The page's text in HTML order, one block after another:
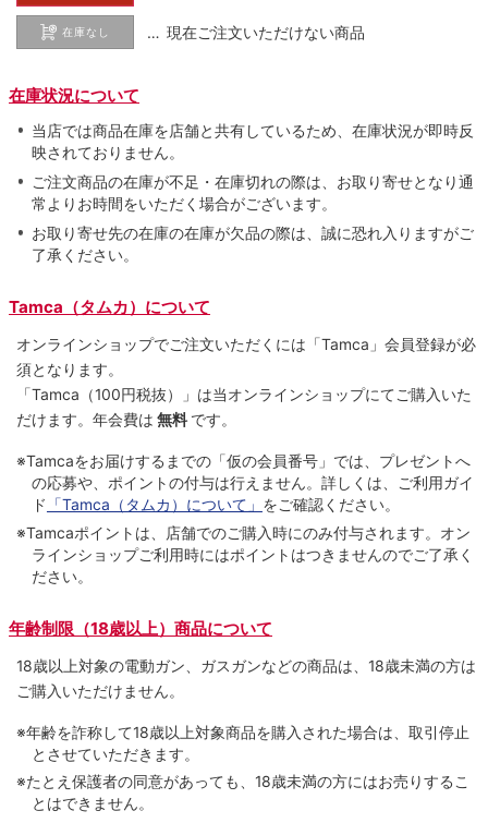
在庫なし … 現在ご注文いただけない商品
在庫状況について
当店では商品在庫を店舗と共有しているため、在庫状況が即時反
映されておりません。
ご注文商品の在庫が不足・在庫切れの際は、お取り寄せとなり通
常よりお時間をいただく場合がございます。
お取り寄せ先の在庫の在庫が欠品の際は、誠に恐れ入りますがご
了承ください。
Tamca（タムカ）について
オンラインショップでご注⽂いただくには「Tamca」会員登録が必
須となります。
「Tamca （100円税抜）
」は当オンラインショップにてご購⼊いた
だけます。 年会費は 無料 です。
※Tamcaをお届けするまでの「仮の会員番号」では、プレゼントへ
の応募や、ポイントの付与は⾏えません。詳しくは、ご利⽤ガイ
ド 「Tamca（タムカ）について」 をご確認ください。
※Tamcaポイントは、店舗でのご購⼊時にのみ付与されます。オン
ラインショップご利用時にはポイントはつきませんのでご了承く
ださい。
年齢制限（18歳以上）商品について
18歳以上対象の電動ガン、ガスガンなどの商品は、18歳未満の方は
ご購入いただけません。
※年齢を詐称して18歳以上対象商品を購入された場合は、取引停止
とさせていただきます。
※たとえ保護者の同意があっても、18歳未満の方にはお売りするこ
とはできません。